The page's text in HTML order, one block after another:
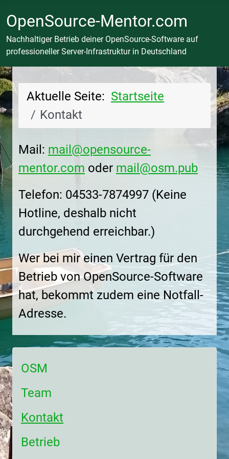
OpenSource-Mentor.com
Nachhaltiger Betrieb deiner OpenSource-Software auf
professioneller Server-Infrastruktur in Deutschland
Aktuelle Seite: Startseite
Kontakt
Mail: mail@opensource-
mentor.com oder mail@osm.pub
Telefon: 04533-7874997 (Keine
Hotline, deshalb nicht
durchgehend erreichbar.)
Wer bei mir einen Vertrag für den
Betrieb von OpenSource-Software
hat, bekommt zudem eine Notfall-
Adresse.
OSM
Team
Kontakt
Betrieb